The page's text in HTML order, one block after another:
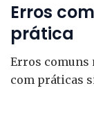
Erros
prática
Erros comuns
com práticas